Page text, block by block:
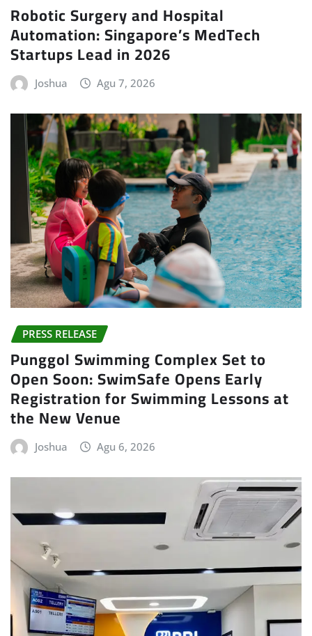
Robotic Surgery and Hospital
Automation: Singapore’s MedTech
Startups Lead in 2026
Joshua Agu 7, 2026
PRESS RELEASE
Punggol Swimming Complex Set to
Open Soon: SwimSafe Opens Early
Registration for Swimming Lessons at
the New Venue
Joshua Agu 6, 2026